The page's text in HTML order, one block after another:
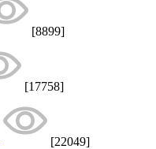
[8899]
[17758]
[22049]